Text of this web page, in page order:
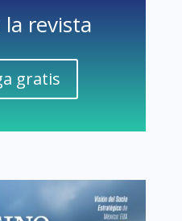
la revista
gratis